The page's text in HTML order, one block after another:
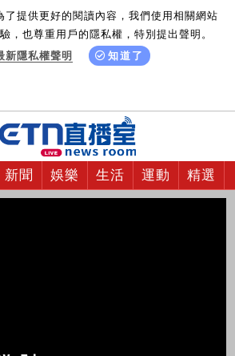
了提供更好的閱讀內容，我們使用相關網站
，也尊重用戶的隱私權，特別提出聲明。
新隱私權聲明
知道了
新聞 娛樂 生活 運動 精選